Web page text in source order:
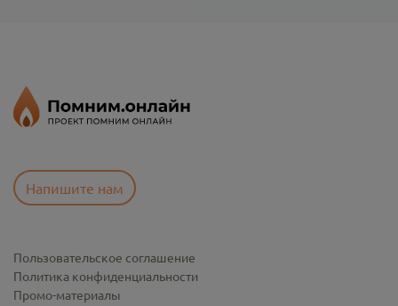
Напишите нам
Пользовательское соглашение
Политика конфиденциальности
Промо-материалы